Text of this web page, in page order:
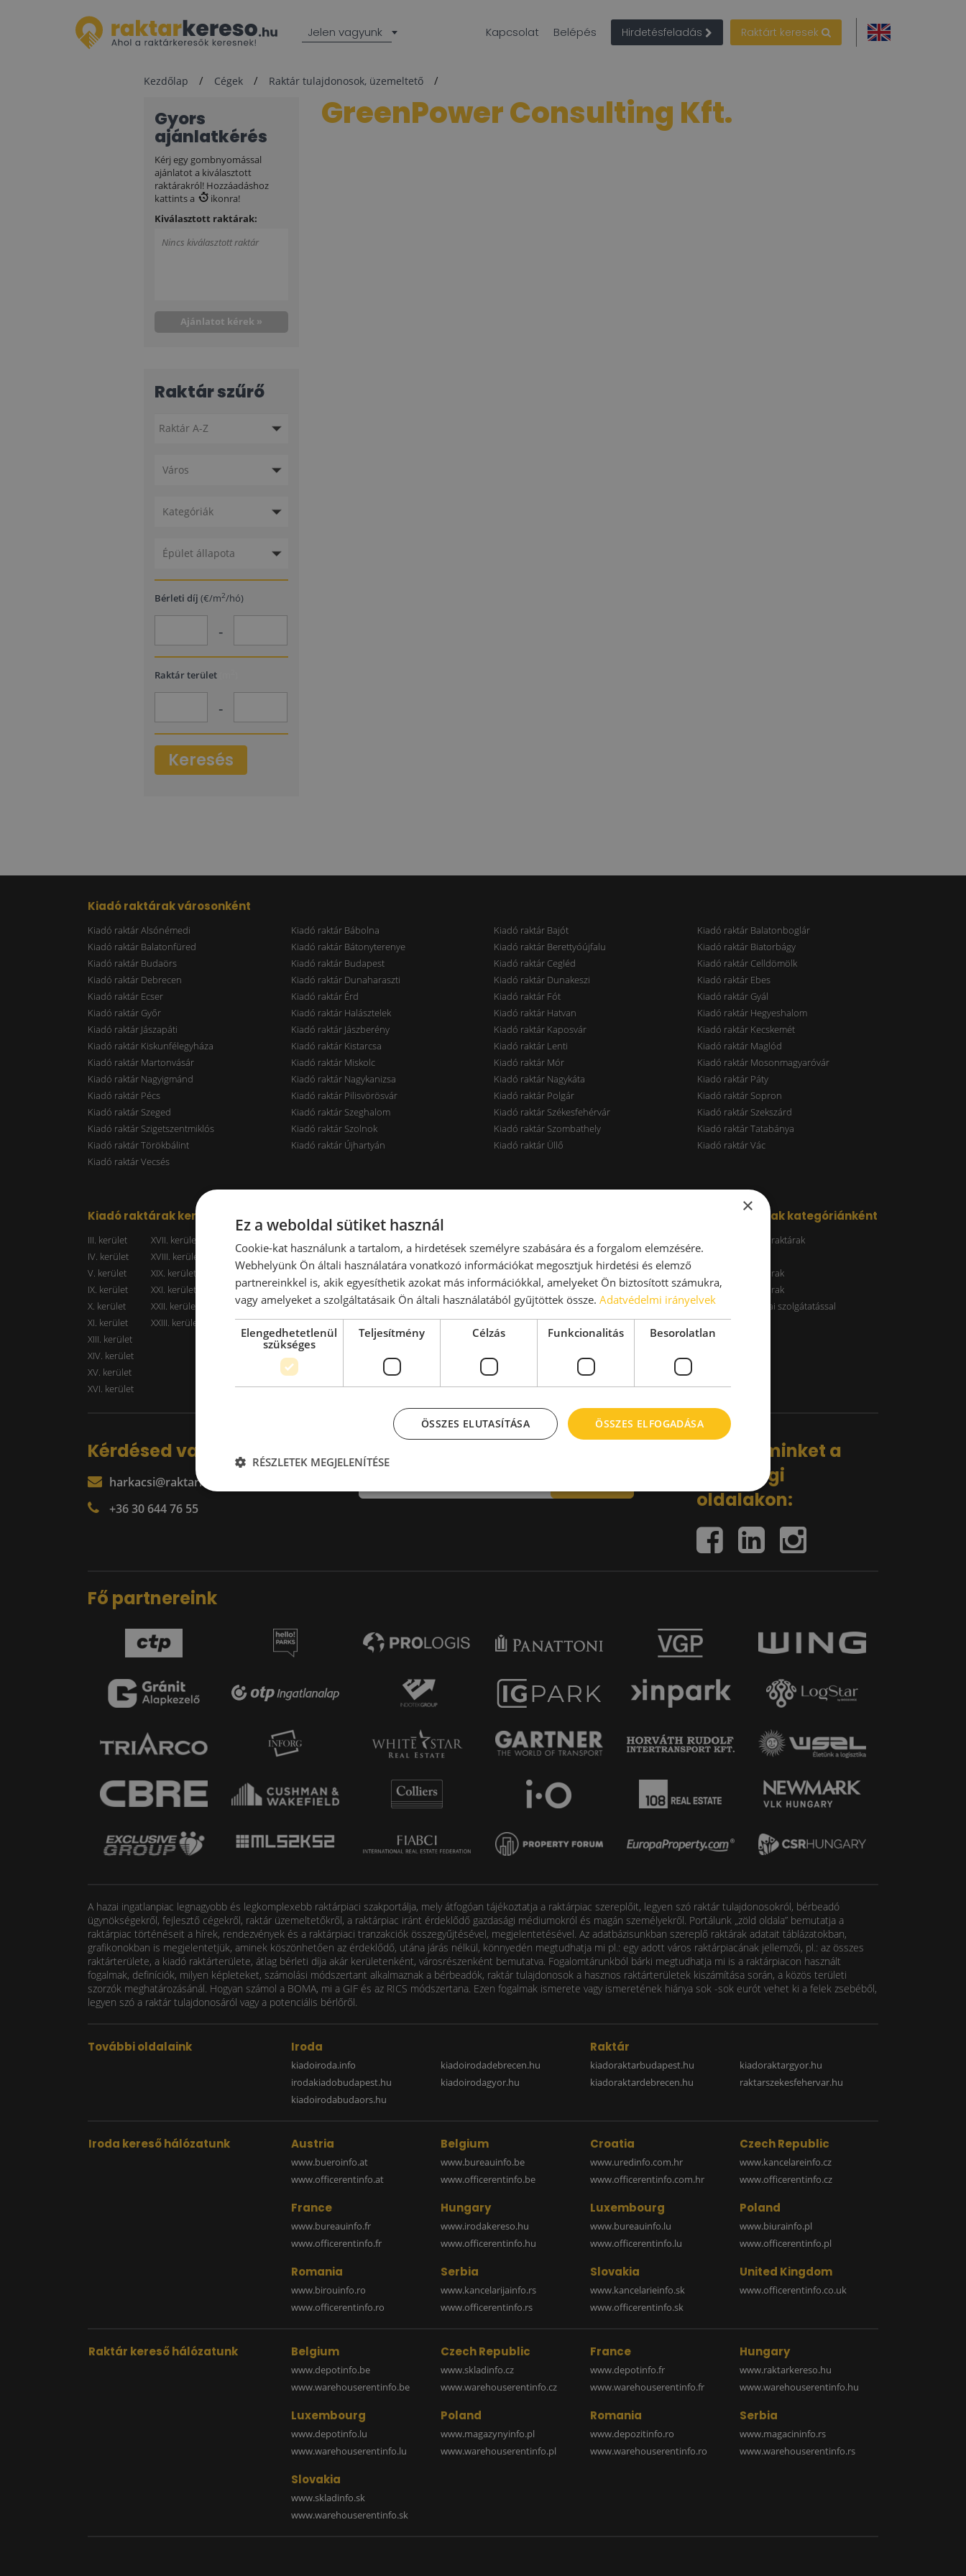
Jelen vagyunk Kapcsolat Belépés Hirdetésfeladás Raktárt keresek
Kezdőlap Cégek Raktár tulajdonosok, üzemeltető
Gyors
ajánlatkérés
Kérj egy gombnyomással
ajánlatot a kiválasztott
raktárakról! Hozzáadáshoz
kattints a
ikonra!
Kiválasztott raktárak:
Nincs kiválasztott raktár
Ajánlatot kérek »
Raktár szűrő
Város
Kategóriák
Épület állapota
Bérleti díj (€/m2/hó)
-
Raktár terület
-
Keresés
GreenPower Consulting Kft.
Kiadó raktárak városonként
Kiadó raktár Alsónémedi Kiadó raktár Bábolna Kiadó raktár Bajót
Kiadó raktár Balatonboglár
Kiadó raktár Balatonfüred
Kiadó raktár Bátonyterenye Kiadó raktár Berettyóújfalu
Kiadó raktár Biatorbágy
Kiadó raktár Budaörs
Kiadó raktár Budapest Kiadó raktár Cegléd
Kiadó raktár Celldömölk
Kiadó raktár Debrecen
Kiadó raktár Dunaharaszti Kiadó raktár Dunakeszi
Kiadó raktár Ebes
Kiadó raktár Ecser
Kiadó raktár Érd Kiadó raktár Fót
Kiadó raktár Gyál
Kiadó raktár Győr
Kiadó raktár Halásztelek Kiadó raktár Hatvan
Kiadó raktár Hegyeshalom
Kiadó raktár Jászapáti
Kiadó raktár Jászberény Kiadó raktár Kaposvár
Kiadó raktár Kecskemét
Kiadó raktár Kiskunfélegyháza
Kiadó raktár Kistarcsa Kiadó raktár Lenti
Kiadó raktár Maglód
Kiadó raktár Martonvásár
Kiadó raktár Miskolc Kiadó raktár Mór
Kiadó raktár Mosonmagyaróvár
Kiadó raktár Nagyigmánd
Kiadó raktár Nagykanizsa Kiadó raktár Nagykáta
Kiadó raktár Páty
Kiadó raktár Pécs
Kiadó raktár Pilisvörösvár Kiadó raktár Polgár
Kiadó raktár Sopron
Kiadó raktár Szeged
Kiadó raktár Szeghalom Kiadó raktár Székesfehérvár
Kiadó raktár Szekszárd
Kiadó raktár Szigetszentmiklós
Kiadó raktár Szolnok Kiadó raktár Szombathely
Kiadó raktár Tatabánya
Kiadó raktár Törökbálint
Kiadó raktár Újhartyán Kiadó raktár Üllő
Kiadó raktár Vác
Kiadó raktár Vecsés
Kiadó raktárak kerületenként
III. kerület
IV. kerület
V. kerület
IX. kerület
X. kerület
XI. kerület
XIII. kerület
XIV. kerület
XV. kerület
XVI. kerület
XVII. kerület
XVIII. kerület
XIX. kerület
XXI. kerület
XXII. kerület
XXIII. kerület
Raktárak ár szerint
Kiadó raktár 7-10 EUR
Kiadó raktár 10-14 EUR
Kiadó raktár > 14 EUR
Kiadó raktár 100-300 m2
Kiadó raktár 300-600 m2
Kiadó raktár 600-1000 m2
Kiadó raktár 1000-2000 m2
Kiadó raktár > 2000 m2
Kiadó raktárak kategóriánként
Energiatakarékos raktárak
ESG raktár
A kategóriás raktárak
B kategóriás raktárak
Raktárak logisztikai szolgátatással
Kérdésed van?
harkacsi@raktarkereso.hu
+36 30 644 76 55
Hírlevél
Kövess minket a
közösségi
oldalakon:
Fő partnereink
A hazai ingatlanpiac legnagyobb és legkomplexebb raktárpiaci szakportálja, mely átfogóan tájékoztatja a raktárpiac szereplőit, legyen szó raktár tulajdonosokról, bérbeadó
ügynökségekről, fejlesztő cégekről, raktár üzemeltetőkről, a raktárpiac iránt érdeklődő gazdasági médiumokról és magán személyekről. Portálunk „zöld oldala” bemutatja a
raktárpiac történéseit a hírek, rendezvények és a raktárpiaci tranzakciók összegyűjtésével, megjelentetésével. Az adatbázisunkban szereplő raktárak adatait táblázatokban,
grafikonokban is megjelentetjük, aminek köszönhetően az érdeklődő, utána járás nélkül, könnyedén megtudhatja mi pl.: egy adott város raktárpiacának jellemzői, pl.: az összes
raktárterülete, a kiadó raktárterülete, átlag bérleti díja akár kerületenként, városrészenként bemutatva. Fogalomtárunkból bárki megtudhatja mi is a raktárpiacon használt
fogalmak, definíciók, milyen képleteket, számolási módszertant alkalmaznak a bérbeadók, raktár tulajdonosok a hasznos raktárterületek kiszámítása során, a közös területi
szorzók meghatározásánál. Hogyan számol a BOMA, mi a GIF és az RICS módszertana. Ezen fogalmak ismerete vagy ismeretének hiánya sok -sok eurót vehet ki a felek zsebéből,
legyen szó a raktár tulajdonosáról vagy a potenciális bérlőről.
További oldalaink Iroda
kiadoiroda.info
irodakiadobudapest.hu
kiadoirodabudaors.hu
kiadoirodadebrecen.hu
kiadoirodagyor.hu
Raktár
kiadoraktarbudapest.hu
kiadoraktardebrecen.hu
kiadoraktargyor.hu
raktarszekesfehervar.hu
Iroda kereső hálózatunk Austria
www.bueroinfo.at
www.officerentinfo.at
Belgium
www.bureauinfo.be
www.officerentinfo.be
Croatia
www.uredinfo.com.hr
www.officerentinfo.com.hr
Czech Republic
www.kancelareinfo.cz
www.officerentinfo.cz
France
www.bureauinfo.fr
www.officerentinfo.fr
Hungary
www.irodakereso.hu
www.officerentinfo.hu
Luxembourg
www.bureauinfo.lu
www.officerentinfo.lu
Poland
www.biurainfo.pl
www.officerentinfo.pl
Romania
www.birouinfo.ro
www.officerentinfo.ro
Serbia
www.kancelarijainfo.rs
www.officerentinfo.rs
Slovakia
www.kancelarieinfo.sk
www.officerentinfo.sk
United Kingdom
www.officerentinfo.co.uk
Raktár kereső hálózatunk Belgium
www.depotinfo.be
www.warehouserentinfo.be
Czech Republic
www.skladinfo.cz
www.warehouserentinfo.cz
France
www.depotinfo.fr
www.warehouserentinfo.fr
Hungary
www.raktarkereso.hu
www.warehouserentinfo.hu
Luxembourg
www.depotinfo.lu
www.warehouserentinfo.lu
Poland
www.magazynyinfo.pl
www.warehouserentinfo.pl
Romania
www.depozitinfo.ro
www.warehouserentinfo.ro
Serbia
www.magacininfo.rs
www.warehouserentinfo.rs
Slovakia
www.skladinfo.sk
www.warehouserentinfo.sk
×
Ez a weboldal sütiket használ
Cookie-kat használunk a tartalom, a hirdetések személyre szabására és a forgalom elemzésére.
Webhelyünk Ön általi használatára vonatkozó információkat megosztjuk hirdetési és elemző
partnereinkkel is, akik egyesíthetik azokat más információkkal, amelyeket Ön biztosított számukra,
vagy amelyeket a szolgáltatásaik Ön általi használatából gyűjtöttek össze. Adatvédelmi irányelvek
Elengedhetetlenül
szükséges
Teljesítmény Célzás Funkcionalitás Besorolatlan
ÖSSZES ELFOGADÁSA
ÖSSZES ELUTASÍTÁSA
RÉSZLETEK MEGJELENÍTÉSE